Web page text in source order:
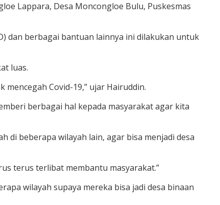
Lappara, Desa Moncongloe Bulu, Puskesmas
dan berbagai bantuan lainnya ini dilakukan untuk
luas.
Covid-19,” ujar Hairuddin.
berbagai hal kepada masyarakat agar kita
di beberapa wilayah lain, agar bisa menjadi desa
terus terlibat membantu masyarakat.”
wilayah supaya mereka bisa jadi desa binaan